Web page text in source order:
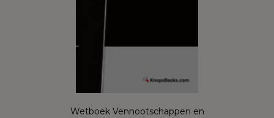
Wetboek Vennootschappen en